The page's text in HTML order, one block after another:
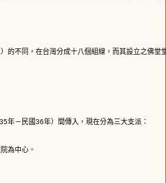
的不同，在台灣分成十八個組線，而其設立之佛堂
年－民國36年）間傳入，現在分為三大支派：
為中心。